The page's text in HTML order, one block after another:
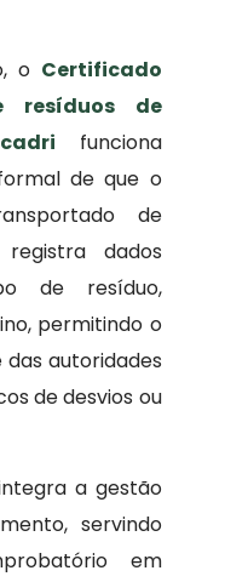
o Certificado
resíduos de
cadri funciona
de que o
de
registra dados
de resíduo,
permitindo o
autoridades
de desvios ou
a gestão
servindo
em